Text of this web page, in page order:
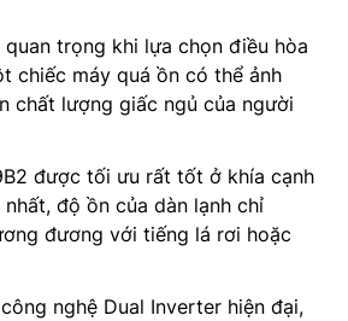
trọng khi lựa chọn điều hòa
chiếc máy quá ồn có thể ảnh
chất lượng giấc ngủ của người
được tối ưu rất tốt ở khía cạnh
độ ồn của dàn lạnh chỉ
đương với tiếng lá rơi hoặc
nghệ Dual Inverter hiện đại,